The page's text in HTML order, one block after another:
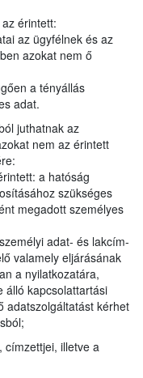
érintett:
az ügyfélnek és az
azokat nem ő
a tényállás
adat.
juthatnak az
nem az érintett
a hatóság
szükséges
megadott személyes
adat- és lakcím-
valamely eljárásának
a nyilatkozatára,
álló kapcsolattartási
adatszolgáltatást kérhet
illetve a